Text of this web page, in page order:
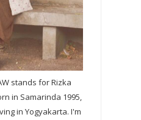
stands for Rizka
in Samarinda 1995,
in Yogyakarta. I'm